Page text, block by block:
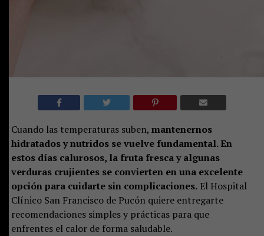
Cuando las temperaturas suben, mantenernos
hidratados y nutridos se vuelve fundamental. En
estos días calurosos, la fruta fresca y algunas
verduras crujientes se convierten en una excelente
opción para cuidarte sin complicaciones.El Hospital
Clínico San Francisco de Pucón quiere entregarte
recomendaciones simples y prácticas para que
enfrentes el calor de forma saludable.